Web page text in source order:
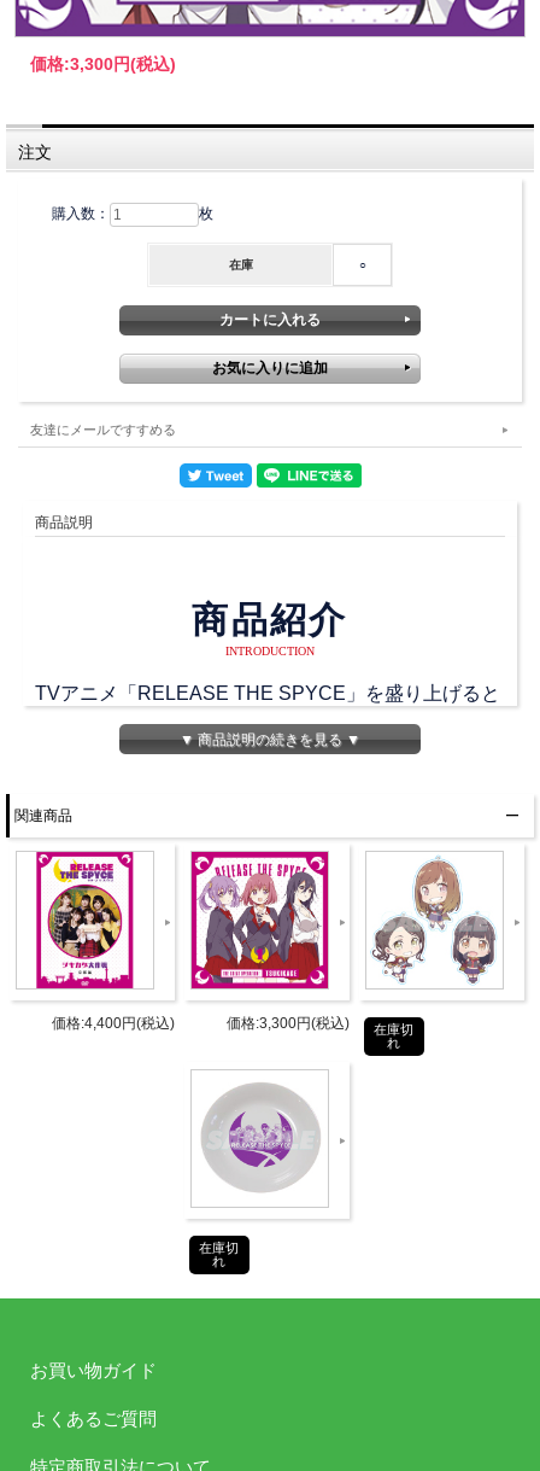
価格:3,300円(税込)
注文
購入数： 枚
在庫 ○
友達にメールですすめる
商品説明
商品紹介
INTRODUCTION
TVアニメ「RELEASE THE SPYCE」を盛り上げると
いうミッションを背負ったラジオCDのVol.2です！
新規録りおろしオーディオCDにはゲストに洲崎綾さ
います！
配信分アーカイブは第12回～第20回の収録です。
商品詳細
DETAIL
発売日 2019年5月29日(水)
安齋由香里（源モモ 役）
藤田茜（相模楓 役）
のぐちゆり（石川五恵 役）
第14回：沼倉愛美（半蔵門雪 役）
第16回：洲崎綾（八千代命 役）
第20回：内田彩（青葉初芽 役）
ゲスト
DISC1：新規録りおろしラジオ収録
▼ 商品説明の続きを見る ▼
関連商品
価格:4,400円(税込) 価格:3,300円(税込)
在庫切
れ
在庫切
れ
お買い物ガイド
よくあるご質問
特定商取引法について